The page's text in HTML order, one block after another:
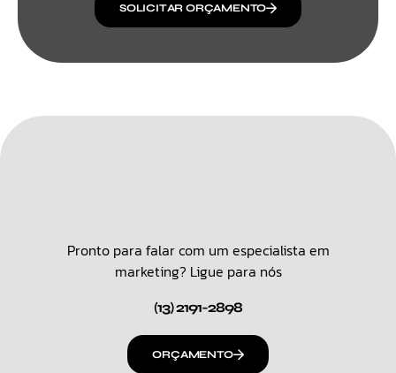
SOLICITAR ORÇAMENTO
Pronto para falar com um especialista em
marketing? Ligue para nós
(13) 2191-2898
ORÇAMENTO